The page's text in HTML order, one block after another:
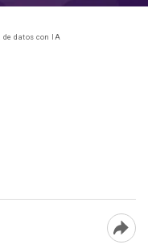
datos con IA